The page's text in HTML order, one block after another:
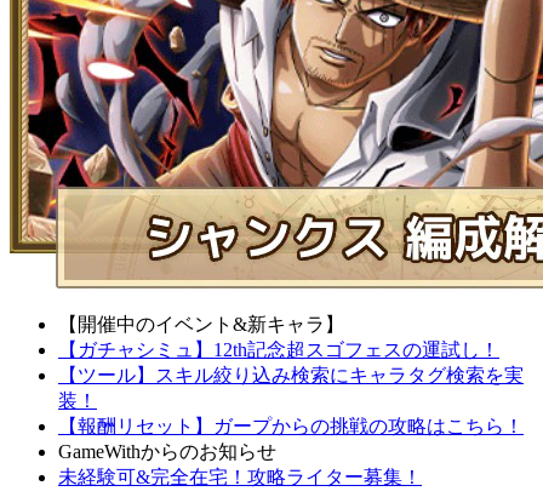
【開催中のイベント&新キャラ】
【ガチャシミュ】12th記念超スゴフェスの運試し！
【ツール】スキル絞り込み検索にキャラタグ検索を実
装！
【報酬リセット】ガープからの挑戦の攻略はこちら！
GameWithからのお知らせ
未経験可&完全在宅！攻略ライター募集！